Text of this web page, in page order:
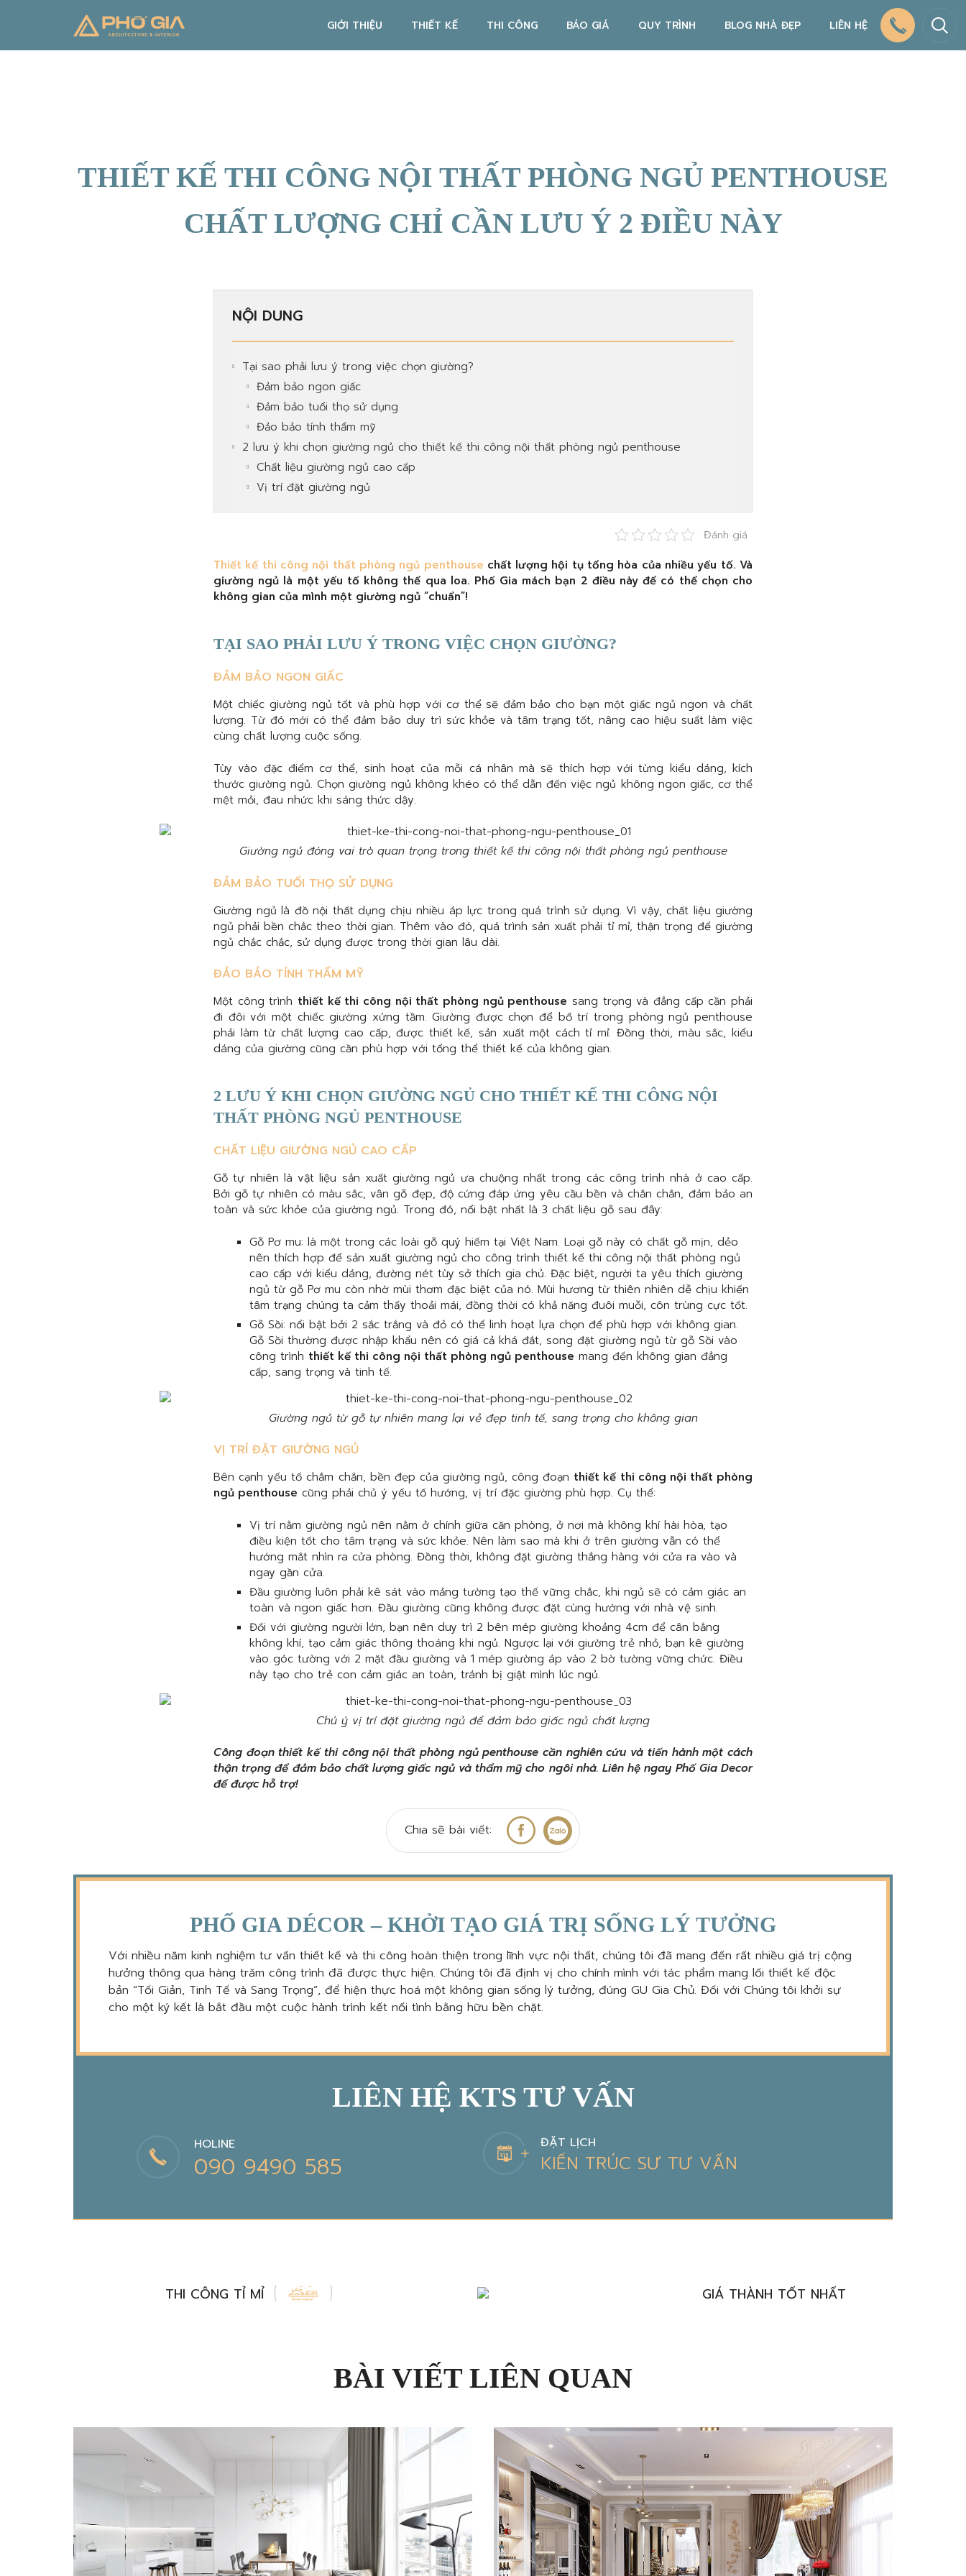
GIỚI THIỆU THIẾT KẾ THI CÔNG BÁO GIÁ QUY TRÌNH BLOG NHÀ ĐẸP LIÊN HỆ
THIẾT KẾ THI CÔNG NỘI THẤT PHÒNG NGỦ PENTHOUSE
CHẤT LƯỢNG CHỈ CẦN LƯU Ý 2 ĐIỀU NÀY
NỘI DUNG
Tại sao phải lưu ý trong việc chọn giường?
Đảm bảo ngon giấc
Đảm bảo tuổi thọ sử dụng
Đảo bảo tính thẩm mỹ
2 lưu ý khi chọn giường ngủ cho thiết kế thi công nội thất phòng ngủ penthouse
Chất liệu giường ngủ cao cấp
Vị trí đặt giường ngủ
Đánh giá
Thiết kế thi công nội thất phòng ngủ penthouse chất lượng hội tụ tổng hòa của nhiều yếu tố. Và
giường ngủ là một yếu tố không thể qua loa. Phố Gia mách bạn 2 điều này để có thể chọn cho
không gian của mình một giường ngủ “chuẩn”!
TẠI SAO PHẢI LƯU Ý TRONG VIỆC CHỌN GIƯỜNG?
ĐẢM BẢO NGON GIẤC
Một chiếc giường ngủ tốt và phù hợp với cơ thể sẽ đảm bảo cho bạn một giấc ngủ ngon và chất
lượng. Từ đó mới có thể đảm bảo duy trì sức khỏe và tâm trạng tốt, nâng cao hiệu suất làm việc
cùng chất lượng cuộc sống.
Tùy vào đặc điểm cơ thể, sinh hoạt của mỗi cá nhân mà sẽ thích hợp với từng kiểu dáng, kích
thước giường ngủ. Chọn giường ngủ không khéo có thể dẫn đến việc ngủ không ngon giấc, cơ thể
mệt mỏi, đau nhức khi sáng thức dậy.
Giường ngủ đóng vai trò quan trọng trong thiết kế thi công nội thất phòng ngủ penthouse
ĐẢM BẢO TUỔI THỌ SỬ DỤNG
Giường ngủ là đồ nội thất dụng chịu nhiều áp lực trong quá trình sử dụng. Vì vậy, chất liệu giường
ngủ phải bền chắc theo thời gian. Thêm vào đó, quá trình sản xuất phải tỉ mỉ, thận trọng để giường
ngủ chắc chắc, sử dụng được trong thời gian lâu dài.
ĐẢO BẢO TÍNH THẨM MỸ
Một công trình thiết kế thi công nội thất phòng ngủ penthouse sang trọng và đẳng cấp cần phải
đi đôi với một chiếc giường xứng tầm. Giường được chọn để bố trí trong phòng ngủ penthouse
phải làm từ chất lượng cao cấp, được thiết kế, sản xuất một cách tỉ mỉ. Đồng thời, màu sắc, kiểu
dáng của giường cũng cần phù hợp với tổng thể thiết kế của không gian.
2 LƯU Ý KHI CHỌN GIƯỜNG NGỦ CHO THIẾT KẾ THI CÔNG NỘI
THẤT PHÒNG NGỦ PENTHOUSE
CHẤT LIỆU GIƯỜNG NGỦ CAO CẤP
Gỗ tự nhiên là vật liệu sản xuất giường ngủ ưa chuộng nhất trong các công trình nhà ở cao cấp.
Bởi gỗ tự nhiên có màu sắc, vân gỗ đẹp, độ cứng đáp ứng yêu cầu bền và chắn chắn, đảm bảo an
toàn và sức khỏe của giường ngủ. Trong đó, nổi bật nhất là 3 chất liệu gỗ sau đây:
Gỗ Pơ mu: là một trong các loài gỗ quý hiếm tại Việt Nam. Loại gỗ này có chất gỗ mịn, dẻo
nên thích hợp để sản xuất giường ngủ cho công trình thiết kế thi công nội thất phòng ngủ
cao cấp với kiểu dáng, đường nét tùy sở thích gia chủ. Đặc biệt, người ta yêu thích giường
ngủ từ gỗ Pơ mu còn nhờ mùi thơm đặc biệt của nó. Mùi hương từ thiên nhiên dễ chịu khiến
tâm trạng chúng ta cảm thấy thoải mái, đồng thời có khả năng đuôi muỗi, côn trùng cực tốt.
Gỗ Sồi: nổi bật bởi 2 sắc trắng và đỏ có thể linh hoạt lựa chọn để phù hợp với không gian.
Gỗ Sồi thường được nhập khẩu nên có giá cả khá đắt, song đặt giường ngủ từ gỗ Sồi vào
công trình thiết kế thi công nội thất phòng ngủ penthouse mang đến không gian đẳng
cấp, sang trọng và tinh tế.
Giường ngủ từ gỗ tự nhiên mang lại vẻ đẹp tinh tế, sang trọng cho không gian
VỊ TRÍ ĐẶT GIƯỜNG NGỦ
Bên cạnh yếu tố chắm chắn, bền đẹp của giường ngủ, công đoạn thiết kế thi công nội thất phòng
ngủ penthouse cũng phải chủ ý yếu tố hướng, vị trí đặc giường phù hợp. Cụ thể:
Vị trí nằm giường ngủ nên nằm ở chính giữa căn phòng, ở nơi mà không khí hài hòa, tạo
điều kiện tốt cho tâm trạng và sức khỏe. Nên làm sao mà khi ở trên giường vẫn có thể
hướng mắt nhìn ra cửa phòng. Đồng thời, không đặt giường thẳng hàng với cửa ra vào và
ngay gần cửa.
Đầu giường luôn phải kê sát vào mảng tường tạo thế vững chắc, khi ngủ sẽ có cảm giác an
toàn và ngon giấc hơn. Đầu giường cũng không được đặt cùng hướng với nhà vệ sinh.
Đối với giường người lớn, bạn nên duy trì 2 bên mép giường khoảng 4cm để cân bằng
không khí, tạo cảm giác thông thoáng khi ngủ. Ngược lại với giường trẻ nhỏ, bạn kê giường
vào góc tường với 2 mặt đầu giường và 1 mép giường áp vào 2 bờ tường vững chức. Điều
này tạo cho trẻ con cảm giác an toàn, tránh bị giật mình lúc ngủ.
Chú ý vị trí đặt giường ngủ để đảm bảo giấc ngủ chất lượng
Công đoạn thiết kế thi công nội thất phòng ngủ penthouse cần nghiên cứu và tiến hành một cách
thận trọng để đảm bảo chất lượng giấc ngủ và thẩm mỹ cho ngôi nhà. Liên hệ ngay Phố Gia Decor
để được hỗ trợ!
Chia sẽ bài viết:
PHỐ GIA DÉCOR – KHỞI TẠO GIÁ TRỊ SỐNG LÝ TƯỞNG
Với nhiều năm kinh nghiệm tư vấn thiết kế và thi công hoàn thiện trong lĩnh vực nội thất, chúng tôi đã mang đến rất nhiều giá trị cộng
hưởng thông qua hàng trăm công trình đã được thực hiện. Chúng tôi đã định vị cho chính mình với tác phẩm mang lối thiết kế độc
bản “Tối Giản, Tinh Tế và Sang Trọng”, để hiện thực hoá một không gian sống lý tưởng, đúng GU Gia Chủ. Đối với Chúng tôi khởi sự
cho một ký kết là bắt đầu một cuộc hành trình kết nối tình bằng hữu bền chặt.
LIÊN HỆ KTS TƯ VẤN
HOLINE
090 9490 585
ĐẶT LỊCH
KIẾN TRÚC SƯ TƯ VẤN
THI CÔNG TỈ MỈ GIÁ THÀNH TỐT NHẤT
BÀI VIẾT LIÊN QUAN